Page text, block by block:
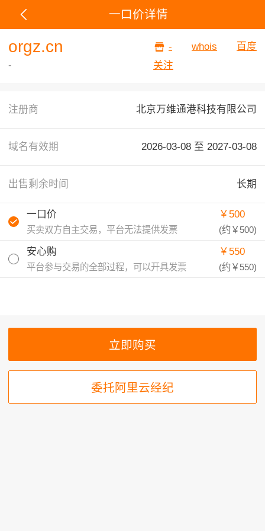
一口价详情
orgz.cn
-
- whois
百度
关注
注册商 北京万维通港科技有限公司
域名有效期 2026-03-08 至 2027-03-08
出售剩余时间 长期
一口价
买卖双方自主交易，平台无法提供发票
￥500
(约￥500)
安心购
平台参与交易的全部过程，可以开具发票
￥550
(约￥550)
委托阿里云经纪